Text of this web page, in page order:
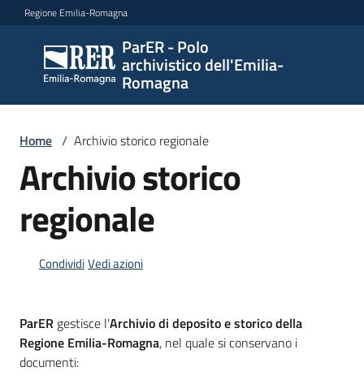
Vai al contenuto
Vai alla navigazione
Vai al footer
Regione Emilia-Romagna
ParER - Polo
archivistico dell'Emilia-
Romagna
ParER -
Polo
archivistico
Romagna
Polo
archivistico
Menu selezionato
Conservazione
Home / Archivio storico regionale
Archivio storico
regionale
CondividiVedi azioni
ParER gestisce l'Archiviodi deposito e storico della
Regione Emilia-Romagna, nel quale si conservano i
documenti: